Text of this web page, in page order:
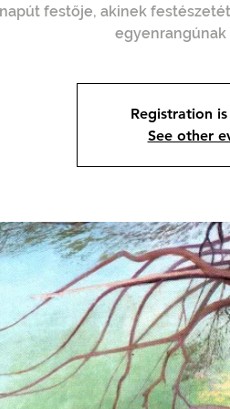
festője, akinek
egyenrangúnak
Registration
See other